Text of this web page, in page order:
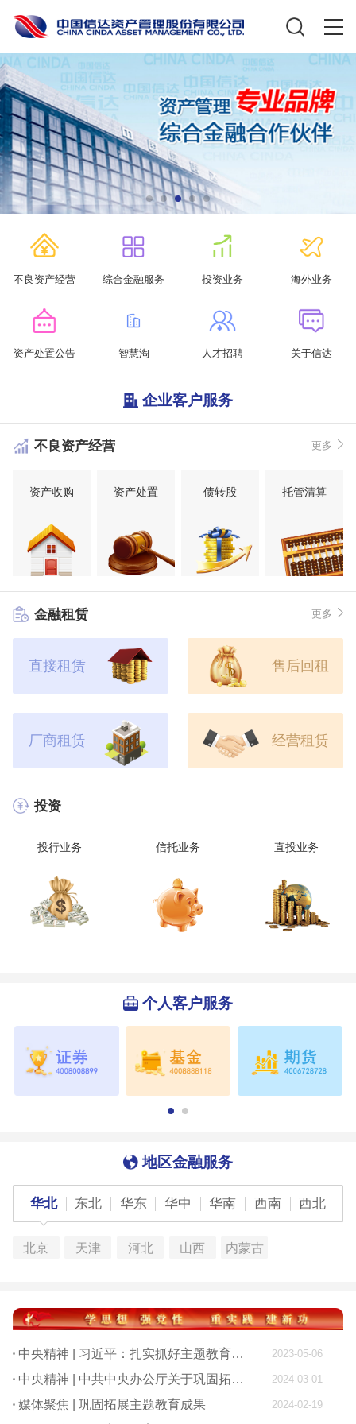
不良资产经营 综合金融服务 投资业务 海外业务
资产处置公告 智慧淘 人才招聘 关于信达
企业客户服务
不良资产经营 更多
资产收购 资产处置 债转股 托管清算
金融租赁 更多
直接租赁 售后回租
厂商租赁 经营租赁
投资
投行业务 信托业务 直投业务
个人客户服务
地区金融服务
华北 东北 华东 华中 华南 西南 西北
北京 天津 河北 山西 内蒙古
中央精神 | 习近平：扎实抓好主题教育 为奋进新征程凝心聚力 2023-05-06
中央精神 | 中共中央办公厅关于巩固拓展学习贯彻习近平新时代中国特色社会主义思想主题教育成果的意见 2024-03-01
媒体聚焦 | 巩固拓展主题教育成果 2024-02-19